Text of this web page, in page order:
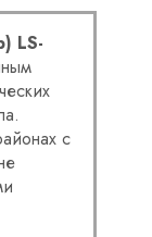
LS-
с